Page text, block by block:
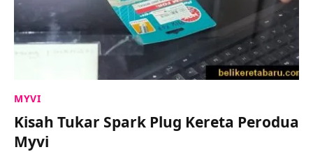
MYVI
Kisah Tukar Spark Plug Kereta Perodua
Myvi